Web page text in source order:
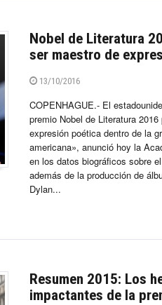
Nobel de Literatura
ser maestro de
13/10/2016
COPENHAGUE.- El
premio Nobel de Literatura
expresión poética dentro de la
americana», anunció hoy la
en los datos biográficos sobre
además de la producción de
Dylan...
Resumen 2015: Los
impactantes de la